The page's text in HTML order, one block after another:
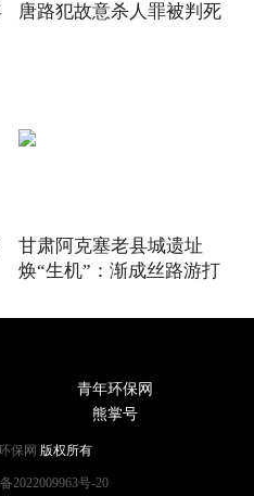
唐路犯故意杀人罪被判死
甘肃阿克塞老县城遗址
焕“生机”：渐成丝路游打
青年环保网
熊掌号
保网 版权所有
2022009963号-20